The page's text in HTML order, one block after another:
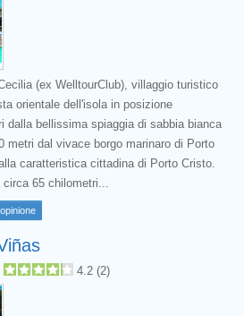
(ex WelltourClub), villaggio turistico
orientale dell'isola in posizione
dalla bellissima spiaggia di sabbia bianca
metri dal vivace borgo marinaro di Porto
caratteristica cittadina di Porto Cristo.
circa 65 chilometri...
4.2 (2)